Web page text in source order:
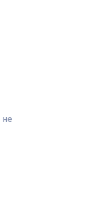
не